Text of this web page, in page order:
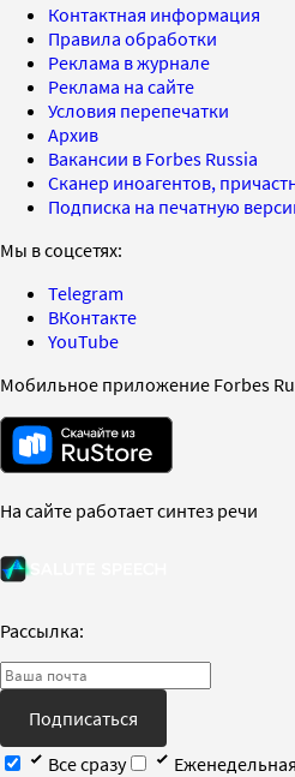
Контактная информация
Правила обработки
Реклама в журнале
Реклама на сайте
Условия перепечатки
Архив
Вакансии в Forbes Russia
Сканер иноагентов,
Подписка на печатную
Мы в соцсетях:
Telegram
ВКонтакте
YouTube
Мобильное приложение Forbes
На сайте работает синтез речи
Рассылка:
Подписаться
Все сразу
Еженедельная